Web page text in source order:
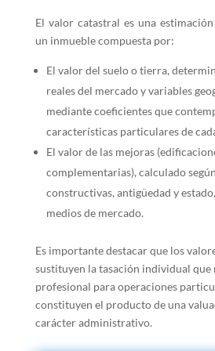
El valor catastral es una
un inmueble compuesta por:
El valor del suelo o tierra,
reales del mercado y variables
mediante coeficientes que
características particulares de
El valor de las mejoras
complementarias), calculado
constructivas, antigüedad y
medios de mercado.
Es importante destacar que los
sustituyen la tasación individual que
profesional para operaciones
constituyen el producto de una
carácter administrativo.